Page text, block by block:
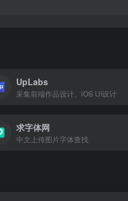
UpLabs
采集前端作品设计、iOS UI设计
求字体网
中文上传图片字体查找